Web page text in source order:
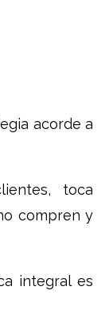
acorde a
toca
compren y
integral es